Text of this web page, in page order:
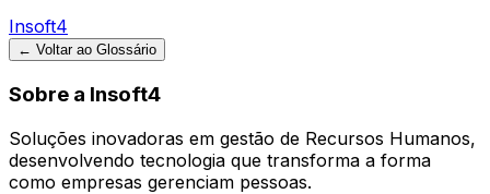
Insoft4
← Voltar ao Glossário
Sobre a Insoft4
Soluções inovadoras em gestão de Recursos Humanos,
desenvolvendo tecnologia que transforma a forma
como empresas gerenciam pessoas.